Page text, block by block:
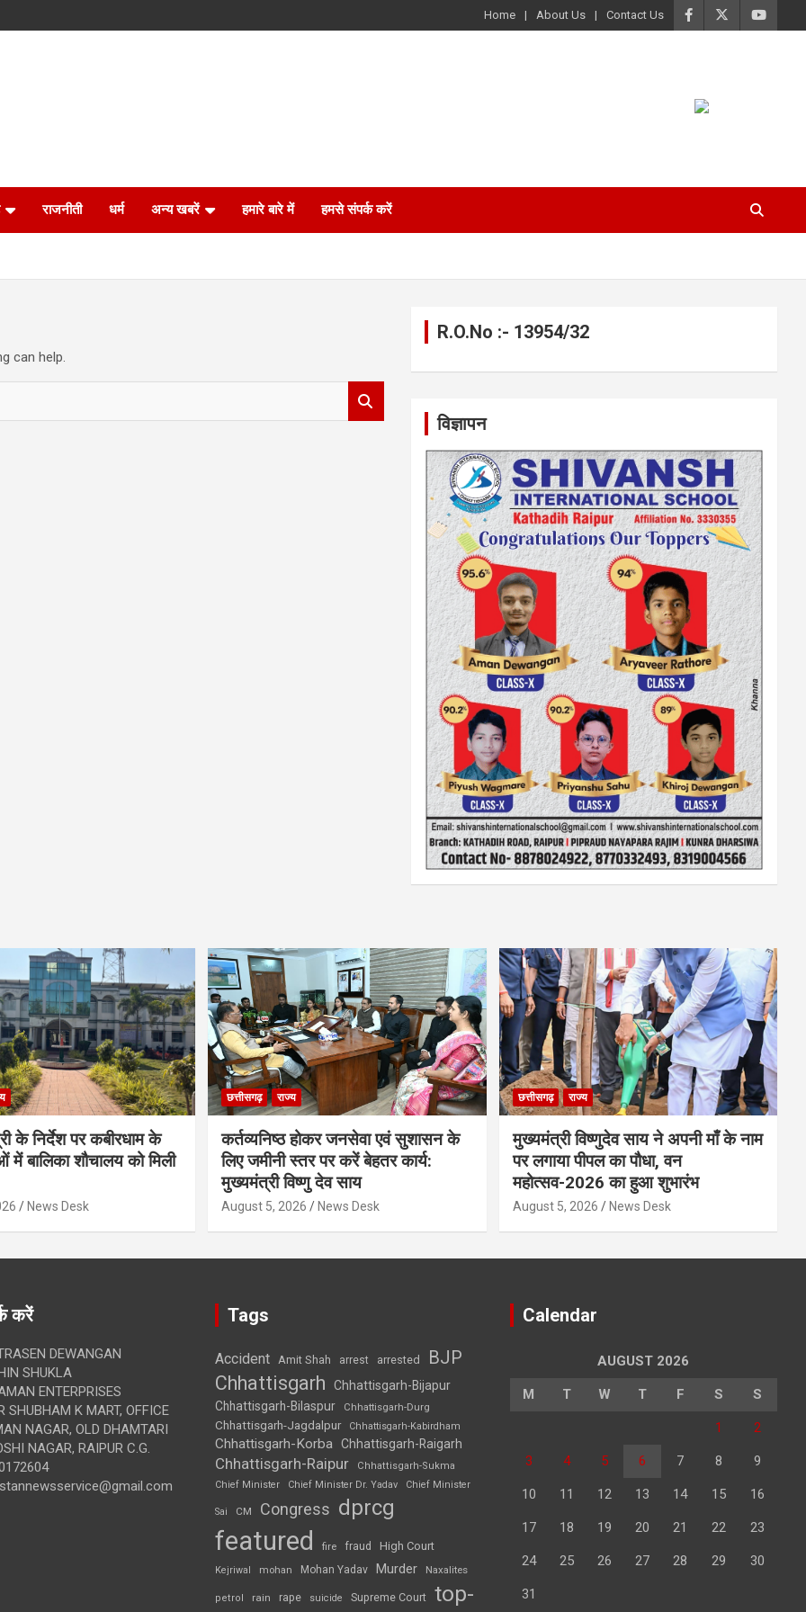
Home About Us Contact Us
राजनीती धर्म अन्य खबरें हमारे बारे में हमसे संपर्क करें
can help.
R.O.No :- 13954/32
विज्ञापन
के निर्देश पर कबीरधाम के
में बालिका शौचालय को मिली
News Desk
छत्तीसगढ़ राज्य
कर्तव्यनिष्ठ होकर जनसेवा एवं सुशासन के
लिए जमीनी स्तर पर करें बेहतर कार्य:
मुख्यमंत्री विष्णु देव साय
August 5, 2026 News Desk
छत्तीसगढ़ राज्य
मुख्यमंत्री विष्णुदेव साय ने अपनी माँ के नाम
पर लगाया पीपल का पौधा, वन
महोत्सव-2026 का हुआ शुभारंभ
August 5, 2026 News Desk
करें
DEWANGAN
SHUKLA
ENTERPRISES
SHUBHAM K MART, OFFICE
NAGAR, OLD DHAMTARI
NAGAR, RAIPUR C.G.
Tags
Accident Amit Shah arrest arrested BJP
Chhattisgarh
Chhattisgarh-Bijapur
Chhattisgarh-Bilaspur
Chhattisgarh-Durg
Chhattisgarh-Jagdalpur Chhattisgarh-Kabirdham
Chhattisgarh-Korba Chhattisgarh-Raigarh
Chhattisgarh-Raipur
Chhattisgarh-Sukma
Chief Minister
Chief Minister Dr. Yadav Chief Minister
Sai CM Congress dprcg
featured fire fraud High Court
Kejriwal mohan Mohan Yadav Murder Naxalites
petrol rain rape suicide Supreme Court top-
Calendar
AUGUST 2026
M T W T F S S
1 2
3 4 5 6 7 8 9
10 11 12 13 14 15 16
17 18 19 20 21 22 23
24 25 26 27 28 29 30
31